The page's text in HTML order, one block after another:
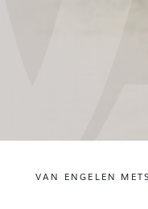
VAN ENGELEN